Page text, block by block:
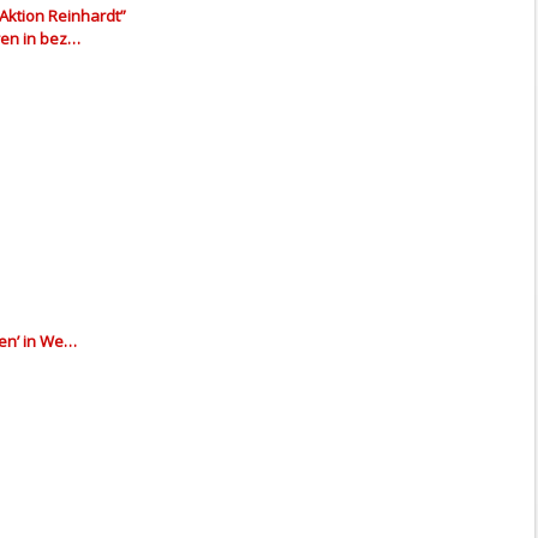
in bez…
in We…
Reinhardt”